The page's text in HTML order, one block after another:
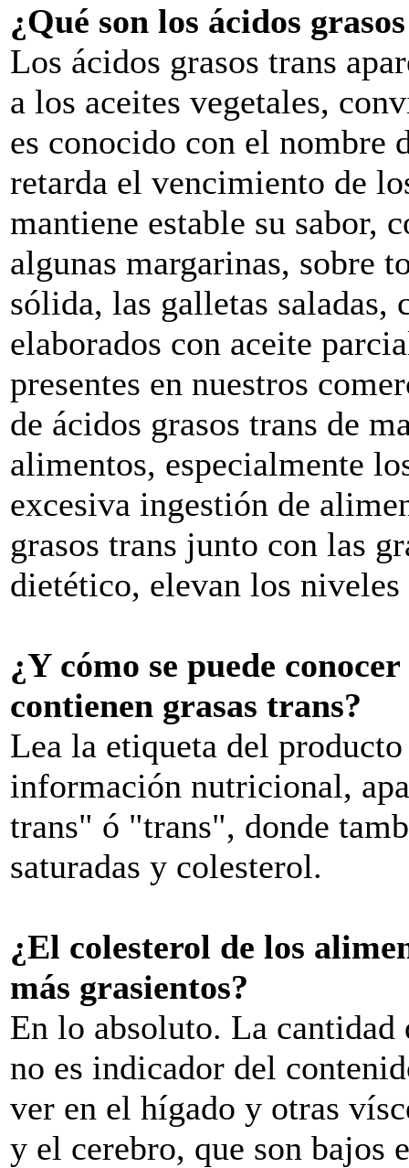
¿Qué son los ácidos
Los ácidos grasos trans
a los aceites vegetales,
es conocido con el nombre
retarda el vencimiento de
mantiene estable su sabor,
algunas margarinas, sobre
sólida, las galletas
elaborados con aceite
presentes en nuestros
de ácidos grasos trans de
alimentos, especialmente
excesiva ingestión de
grasos trans junto con las
dietético, elevan los
¿Y cómo se puede
contienen grasas trans?
Lea la etiqueta del
información nutricional,
trans" ó "trans", donde
saturadas y colesterol.
¿El colesterol de los
más grasientos?
En lo absoluto. La cantidad
no es indicador del
ver en el hígado y otras
y el cerebro, que son bajos